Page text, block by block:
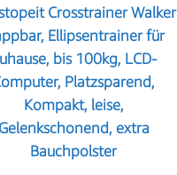
Crosstrainer Walker
Ellipsentrainer für
bis 100kg, LCD-
Platzsparend,
Kompakt, leise,
Gelenkschonend, extra
Bauchpolster